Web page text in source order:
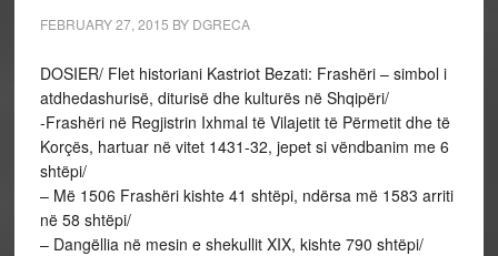
FEBRUARY 27, 2015 BY DGRECA
DOSIER/ Flet historiani Kastriot Bezati: Frashëri – simbol i
atdhedashurisë, diturisë dhe kulturës në Shqipëri/
-Frashëri në Regjistrin Ixhmal të Vilajetit të Përmetit dhe të
Korçës, hartuar në vitet 1431-32, jepet si vëndbanim me 6
shtëpi/
– Më 1506 Frashëri kishte 41 shtëpi, ndërsa më 1583 arriti
në 58 shtëpi/
– Dangëllia në mesin e shekullit XIX, kishte 790 shtëpi/